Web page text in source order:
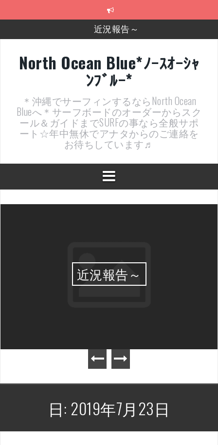
近況報告～
2026年明けました〜
近況報告ww
ヤッチマッターーーー！！！
支部長就任報告と支部予選・検定開催決定！
North Ocean Blue*ﾉｰｽｵｰｼｬ
ﾝﾌﾞﾙｰ*
＊沖縄でサーフィンするならNorth Ocean
Blueへ＊サーフボードのオーダーからスク
ール＆ガイドまでSURFの事なら全般サポ
ート☆年中無休でアナタからのご連絡を
お待ちしています♬
近況報告～
日: 2019年7月23日